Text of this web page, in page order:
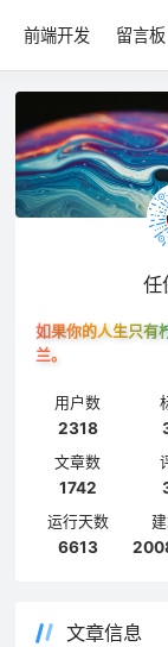
前端开发 留言板
任
如果你的人生只有
兰。
用户数
2318
文章数
1742
运行天数
6613
文章信息